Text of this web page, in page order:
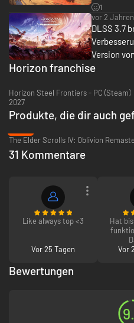
Es liegt an Aloy, die Geheimnisse,
enthüllen und Ordnung und
Auf ihrem Weg muss sie mit alten
mit neuen kriegerischen Fraktionen
fernen Vergangenheit entschlüsseln.
Sieh alle Gameplay-Details mit
"32:9 Super Ultrawide" sowie
Monitore.*
Mit der Hochskalierung und
der verbesserten Bildqualität
Reduzierung von NVIDIA
Leben. AMD FSR und Intel
Passe die Grafikeinstellungen
Übernimm die Kontrolle mit
Controller, einschließlich
Trigger-Funktionalität.***
* Kompatibler PC und 4K-
** Kompatibler PC erforderlich.
Features im Spiel zu erleben.
1
vor 2 Jahren
DLSS 3.7
Version
Horizon franchise
Horizon Steel Frontiers - PC (Steam)
2027
Produkte, die dir auch
31 Kommentare
Like always top <3
Vor 25 Tagen
Hat
Vor
Bewertungen